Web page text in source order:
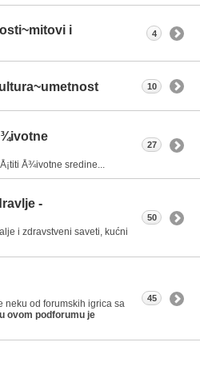
i
4
10
Å¾ivotne sredine...
27
-
i zdravstveni saveti, kućni
50
neku od forumskih igrica sa
ovom podforumu je
45